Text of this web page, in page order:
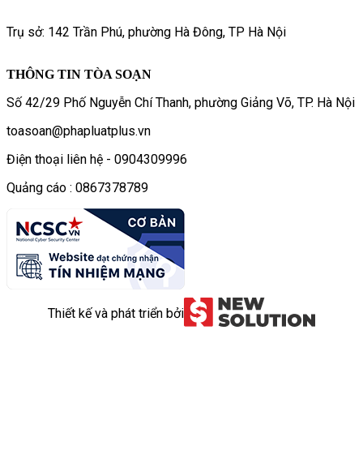
Trụ sở: 142 Trần Phú, phường Hà Đông, TP Hà Nội
THÔNG TIN TÒA SOẠN
Số 42/29 Phố Nguyễn Chí Thanh, phường Giảng Võ, TP. Hà Nội
toasoan@phapluatplus.vn
Điện thoại liên hệ - 0904309996
Quảng cáo : 0867378789
Thiết kế và phát triển bởi